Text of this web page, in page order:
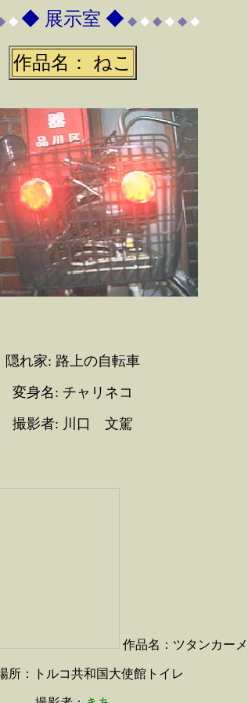
◆ ◆ 展示室 ◆ ◆ ◆ ◆ ◆ ◆ ◆
作品名： ねこ
隠れ家: 路上の自転車
変身名: チャリネコ
撮影者: 川口 文駕
作品名：ツタンカー
所：トルコ共和国大使館トイレ